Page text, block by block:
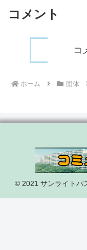
コメント
コ
ホーム 団体
© 2021 サンライトパ